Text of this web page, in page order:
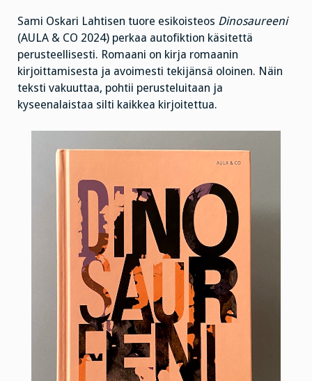
Sami Oskari Lahtisen tuore esikoisteos Dinosaureeni
(AULA & CO 2024) perkaa autofiktion käsitettä
perusteellisesti. Romaani on kirja romaanin
kirjoittamisesta ja avoimesti tekijänsä oloinen. Näin
teksti vakuuttaa, pohtii perusteluitaan ja
kyseenalaistaa silti kaikkea kirjoitettua.